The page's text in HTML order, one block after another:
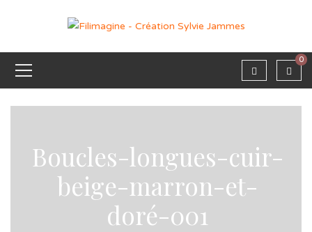
0
Boucles-longues-cuir-
beige-marron-et-
doré-001